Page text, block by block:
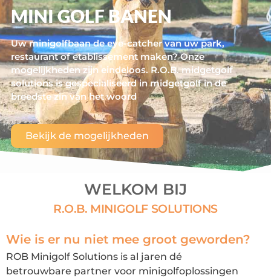
MINI GOLF BANEN
Uw minigolfbaan de eye-catcher van uw park,
restaurant of etablissement maken? Onze
mogelijkheden zijn eindeloos. R.O.B. midgetgolf
solutions is gespecialiseerd in midgetgolf in de
breedste zin van het woord
Bekijk de mogelijkheden
WELKOM BIJ
R.O.B. MINIGOLF SOLUTIONS
Wie is er nu niet mee groot geworden?
ROB Minigolf Solutions is al jaren dé
betrouwbare partner voor minigolfoplossingen